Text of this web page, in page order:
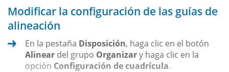
Modificar la configuración de las guías de
alineación
En la pestaña Disposición, haga clic en el botón
Alinear del grupo Organizary haga clic en la
opción Configuración de cuadrícula.